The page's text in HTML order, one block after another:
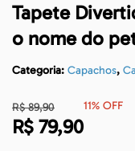
Tapete
o nome do
Categoria: Capachos,
R$89,90
R$ 79,90
11% OFF